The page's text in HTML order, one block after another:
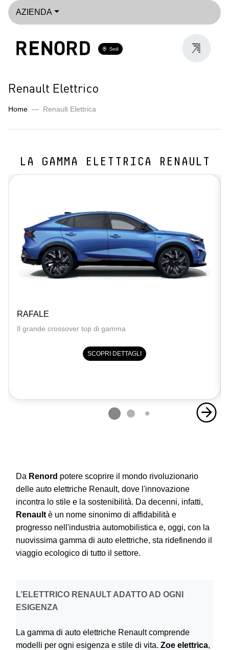
AZIENDA
Sedi
Renault Elettrico
Home Renault Elettrica
LA GAMMA ELETTRICA RENAULT
RAFALE
Il grande crossover top di gamma
SCOPRI DETTAGLI
Da Renord potere scoprire il mondo rivoluzionario
delle auto elettriche Renault, dove l'innovazione
incontra lo stile e la sostenibilità. Da decenni, infatti,
Renault è un nome sinonimo di affidabilità e
progresso nell'industria automobilistica e, oggi, con la
nuovissima gamma di auto elettriche, sta ridefinendo il
viaggio ecologico di tutto il settore.
L’ELETTRICO RENAULT ADATTO AD OGNI
ESIGENZA
La gamma di auto elettriche Renault comprende
modelli per ogni esigenza e stile di vita. Zoe elettrica,